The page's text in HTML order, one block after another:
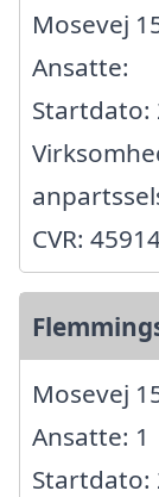
Mosevej
Ansatte:
Startdato:
CVR:
Mosevej
Ansatte: 1
Startdato: